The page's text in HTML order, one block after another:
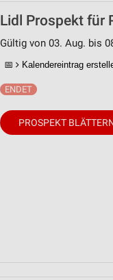
Lidl Prospekt für
Gültig von 03. Aug. bis
📅 Kalendereintrag
PROSPEKT